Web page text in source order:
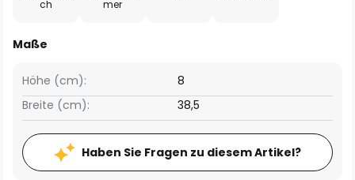
ch
mer
Maße
Breite (cm): 38,5
Höhe (cm): 8
Haben Sie Fragen zu diesem Artikel?